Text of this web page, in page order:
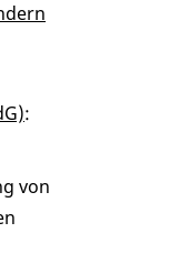
:
von